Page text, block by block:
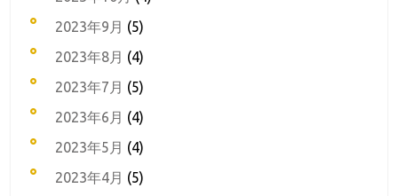
2023年9月 (5)
2023年8月 (4)
2023年7月 (5)
2023年6月 (4)
2023年5月 (4)
2023年4月 (5)